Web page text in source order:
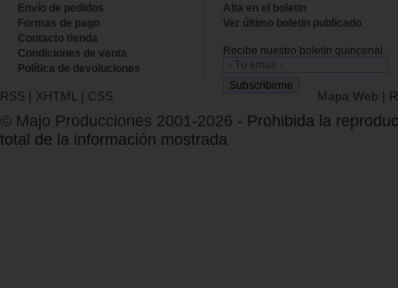
Envío de pedidos
Formas de pago
Contacto tienda
Condiciones de venta
Política de devoluciones
Alta en el boletin
Ver último boletin publicado
Recibe nuestro boletín quincenal.
RSS | XHTML | CSS Mapa Web |
© Majo Producciones 2001-2026 - Prohibida la
total de la información mostrada